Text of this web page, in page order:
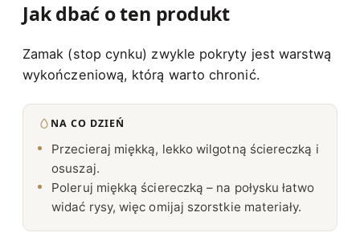
Jak dbać o ten produkt
Zamak (stop cynku) zwykle pokryty jest warstwą
wykończeniową, którą warto chronić.
NA CO DZIEŃ
Przecieraj miękką, lekko wilgotną ściereczką i
osuszaj.
Poleruj miękką ściereczką – na połysku łatwo
widać rysy, więc omijaj szorstkie materiały.